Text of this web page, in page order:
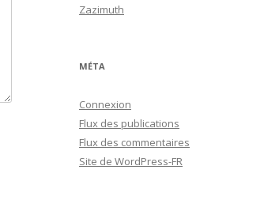
Zazimuth
MÉTA
Connexion
Flux des publications
Flux des commentaires
Site de WordPress-FR